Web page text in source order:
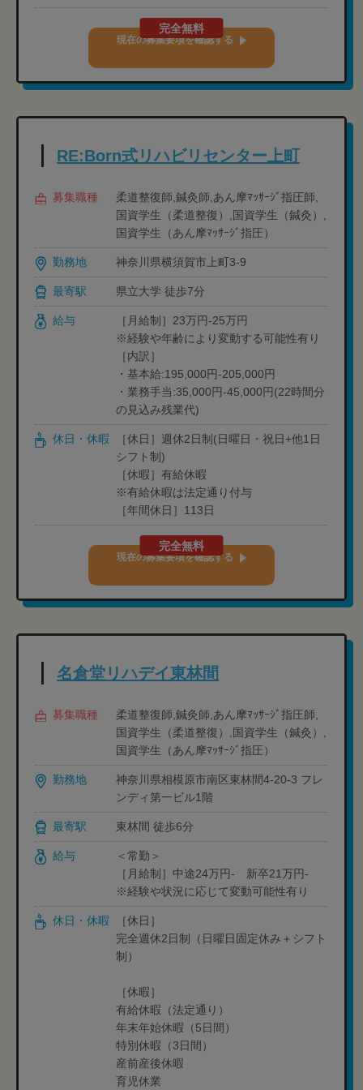
完全無料
現在の募集要項を確認する
RE:Born式リハビリセンター上町
募集職種
柔道整復師,鍼灸師,あん摩ﾏｯｻｰｼﾞ指圧師,
国資学生（柔道整復）,国資学生（鍼灸）,
国資学生（あん摩ﾏｯｻｰｼﾞ指圧）
勤務地 神奈川県横須賀市上町3-9
最寄駅 県立大学 徒歩7分
給与
［月給制］23万円-25万円
※経験や年齢により変動する可能性有り
［内訳］
・基本給:195,000円-205,000円
・業務手当:35,000円-45,000円(22時間分
の見込み残業代)
休日・休暇
［休日］週休2日制(日曜日・祝日+他1日
シフト制)
［休暇］有給休暇
※有給休暇は法定通り付与
［年間休日］113日
完全無料
現在の募集要項を確認する
名倉堂リハデイ東林間
募集職種
柔道整復師,鍼灸師,あん摩ﾏｯｻｰｼﾞ指圧師,
国資学生（柔道整復）,国資学生（鍼灸）,
国資学生（あん摩ﾏｯｻｰｼﾞ指圧）
勤務地
神奈川県相模原市南区東林間4-20-3 フレ
ンディ第一ビル1階
最寄駅 東林間 徒歩6分
給与
＜常勤＞
［月給制］中途24万円- 新卒21万円-
※経験や状況に応じて変動可能性有り
休日・休暇
［休日］
完全週休2日制（日曜日固定休み＋シフト
制）
［休暇］
有給休暇（法定通り）
年末年始休暇（5日間）
特別休暇（3日間）
産前産後休暇
育児休業